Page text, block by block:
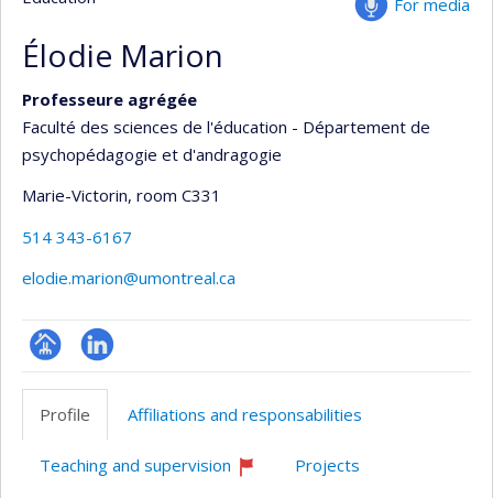
For media
Élodie Marion
Professeure agrégée
Faculté des sciences de l'éducation - Département de
psychopédagogie et d'andragogie
Marie-Victorin, room C331
514 343-6167
elodie.marion@umontreal.ca
Page
professionnelle
LinkedIn
Profile
Affiliations and responsabilities
Teaching and supervision
Projects